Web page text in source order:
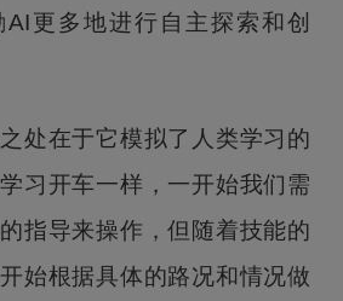
AI更多地进行自主探索和创
处在于它模拟了人类学习的
习开车一样，一开始我们需
指导来操作，但随着技能的
始根据具体的路况和情况做